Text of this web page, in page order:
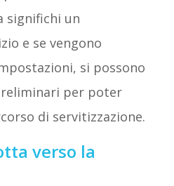
significhi un
e se vengono
si possono
per poter
di servitizzazione.
verso la